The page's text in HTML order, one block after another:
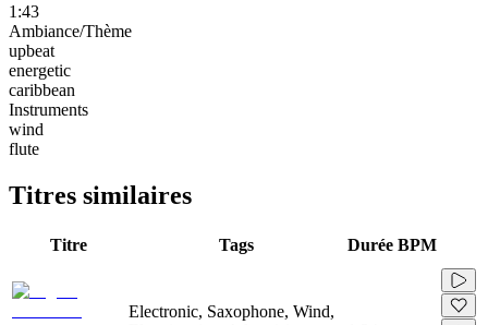
1:43
Ambiance/Thème
upbeat
energetic
caribbean
Instruments
wind
flute
Titres similaires
Titre Tags Durée BPM
Electronic, Saxophone, Wind,